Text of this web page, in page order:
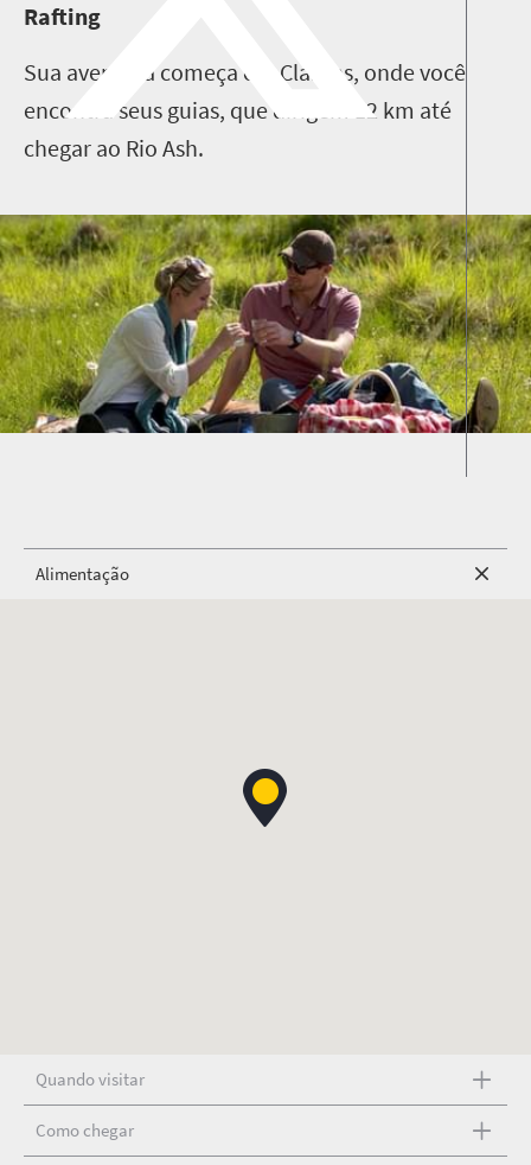
Rafting
Sua aventura começa em Clarens, onde você
encontra seus guias, que dirigem 12 km até
chegar ao Rio Ash.
Alimentação
Quando visitar
Como chegar